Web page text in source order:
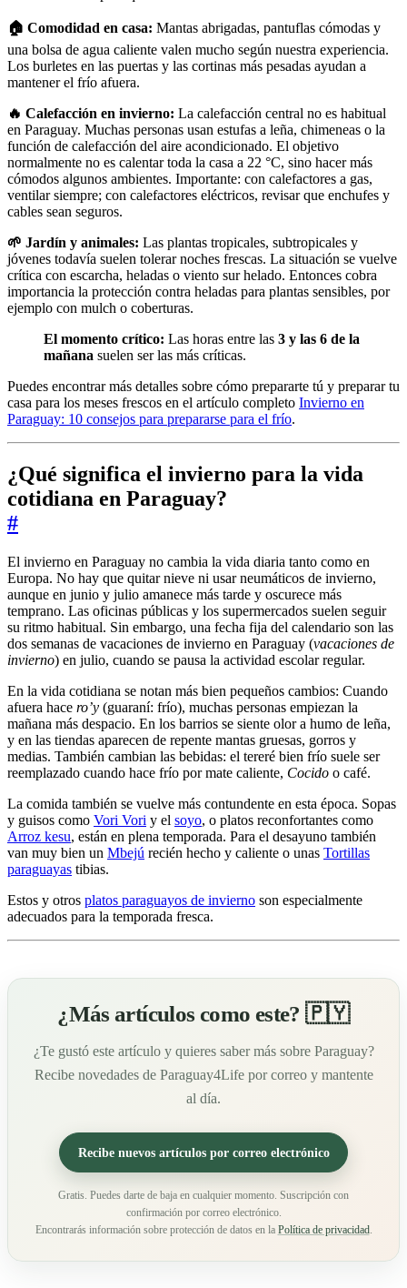
🏠 Comodidad en casa: Mantas abrigadas, pantuflas cómodas y
una bolsa de agua caliente valen mucho según nuestra experiencia.
Los burletes en las puertas y las cortinas más pesadas ayudan a
mantener el frío afuera.
🔥 Calefacción en invierno: La calefacción central no es habitual
en Paraguay. Muchas personas usan estufas a leña, chimeneas o la
función de calefacción del aire acondicionado. El objetivo
normalmente no es calentar toda la casa a 22 °C, sino hacer más
cómodos algunos ambientes. Importante: con calefactores a gas,
ventilar siempre; con calefactores eléctricos, revisar que enchufes y
cables sean seguros.
🌱 Jardín y animales: Las plantas tropicales, subtropicales y
jóvenes todavía suelen tolerar noches frescas. La situación se vuelve
crítica con escarcha, heladas o viento sur helado. Entonces cobra
importancia la protección contra heladas para plantas sensibles, por
ejemplo con mulch o coberturas.
El momento crítico: Las horas entre las 3 y las 6 de la
mañana suelen ser las más críticas.
Puedes encontrar más detalles sobre cómo prepararte tú y preparar tu
casa para los meses frescos en el artículo completo Invierno en
Paraguay: 10 consejos para prepararse para el frío.
¿Qué significa el invierno para la vida
cotidiana en Paraguay?
#
El invierno en Paraguay no cambia la vida diaria tanto como en
Europa. No hay que quitar nieve ni usar neumáticos de invierno,
aunque en junio y julio amanece más tarde y oscurece más
temprano. Las oficinas públicas y los supermercados suelen seguir
su ritmo habitual. Sin embargo, una fecha fija del calendario son las
dos semanas de vacaciones de invierno en Paraguay (vacaciones de
invierno) en julio, cuando se pausa la actividad escolar regular.
En la vida cotidiana se notan más bien pequeños cambios: Cuando
afuera hace ro’y (guaraní: frío), muchas personas empiezan la
mañana más despacio. En los barrios se siente olor a humo de leña,
y en las tiendas aparecen de repente mantas gruesas, gorros y
medias. También cambian las bebidas: el tereré bien frío suele ser
reemplazado cuando hace frío por mate caliente, Cocido o café.
La comida también se vuelve más contundente en esta época. Sopas
y guisos como Vori Vori y el soyo, o platos reconfortantes como
Arroz kesu, están en plena temporada. Para el desayuno también
van muy bien un Mbejú recién hecho y caliente o unas Tortillas
paraguayas tibias.
Estos y otros platos paraguayos de invierno son especialmente
adecuados para la temporada fresca.
¿Más artículos como este? 🇵🇾
¿Te gustó este artículo y quieres saber más sobre Paraguay?
Recibe novedades de Paraguay4Life por correo y mantente
al día.
Recibe nuevos artículos por correo electrónico
Gratis. Puedes darte de baja en cualquier momento. Suscripción con
confirmación por correo electrónico.
Encontrarás información sobre protección de datos en la Política de privacidad.